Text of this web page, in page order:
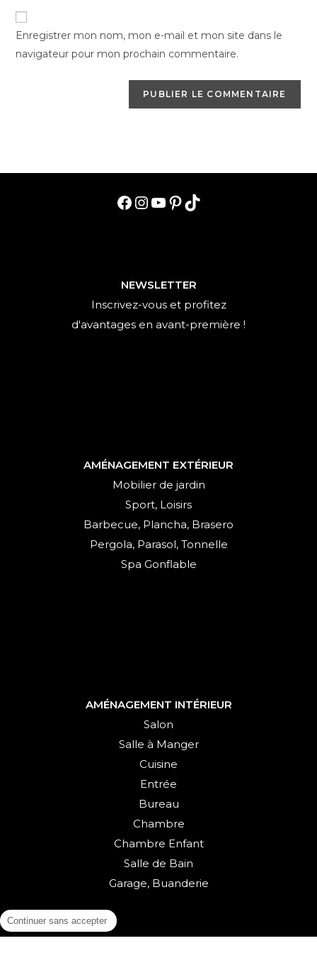
comment
de
votre
Enregistrer mon nom, mon e-mail et mon site dans le
navigateur pour mon prochain commentaire.
Facebook
Instagram
YouTube
Pinterest
TikTok
NEWSLETTER
Inscrivez-vous et profitez
d'avantages en avant-première !
AMÉNAGEMENT EXTÉRIEUR
Mobilier de jardin
Sport, Loisirs
Barbecue, Plancha, Brasero
Pergola, Parasol, Tonnelle
Spa Gonflable
AMÉNAGEMENT INTÉRIEUR
Salon
Salle à Manger
Cuisine
Entrée
Bureau
Chambre
Chambre Enfant
Salle de Bain
Garage, Buanderie
Continuer sans accepter